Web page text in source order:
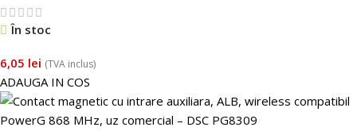
În stoc
6,05 lei (TVA inclus)
ADAUGA IN COS